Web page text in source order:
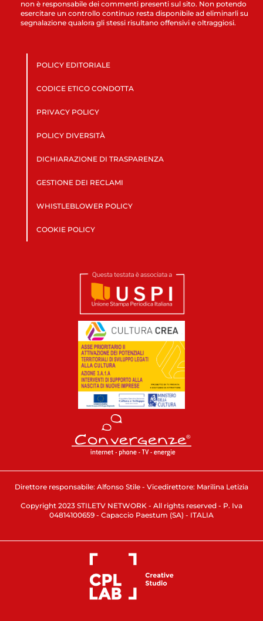
non è responsabile dei commenti presenti sul sito. Non potendo
esercitare un controllo continuo resta disponibile ad eliminarli su
segnalazione qualora gli stessi risultano offensivi e oltraggiosi.
POLICY EDITORIALE
CODICE ETICO CONDOTTA
PRIVACY POLICY
POLICY DIVERSITÀ
DICHIARAZIONE DI TRASPARENZA
GESTIONE DEI RECLAMI
WHISTLEBLOWER POLICY
COOKIE POLICY
Direttore responsabile: Alfonso Stile - Vicedirettore: Marilina Letizia
Copyright 2023 STILETV NETWORK - All rights reserved - P. Iva
04814100659 - Capaccio Paestum (SA) - ITALIA